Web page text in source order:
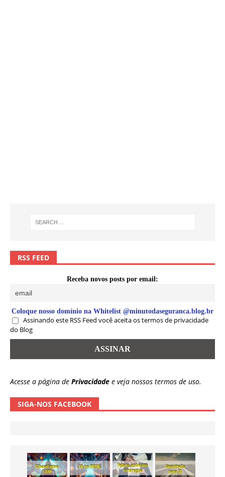
RSS FEED
Receba novos posts por email:
Coloque nosso domínio na Whitelist @minutodaseguranca.blog.br
Assinando este RSS Feed você aceita os termos de privacidade
do Blog
Acesse a página de Privacidade e veja nossos termos de uso.
SIGA-NOS FACEBOOK